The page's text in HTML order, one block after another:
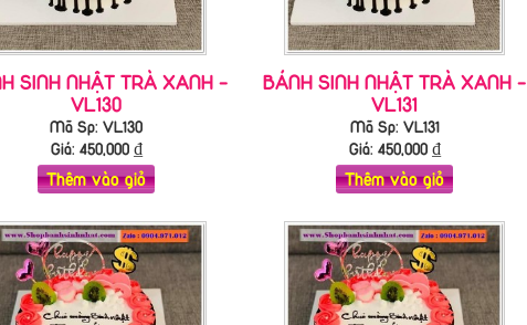
SINH NHẬT TRÀ XANH -
VL130
Mã Sp: VL130
Giá: 450,000₫
Thêm vào giỏ
BÁNH SINH NHẬT TRÀ XANH -
VL131
Mã Sp: VL131
Giá: 450,000₫
Thêm vào giỏ